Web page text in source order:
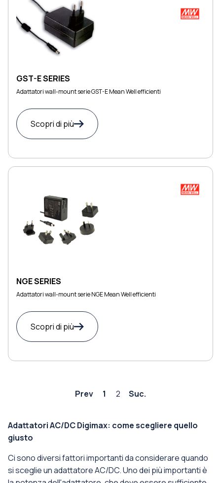
GST-E SERIES
Adattatori wall-mount serie GST-E Mean Well efficienti
Scopri di più
NGE SERIES
Adattatori wall-mount serie NGE Mean Well efficienti
Scopri di più
Prev 1 2 Suc.
Adattatori AC/DC Digimax: come scegliere quello
giusto
Ci sono diversi fattori importanti da considerare quando
si sceglie un adattatore AC/DC. Uno dei più importanti è